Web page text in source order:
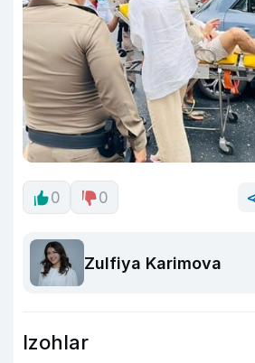
0 0
Zulfiya Karimova
Izohlar